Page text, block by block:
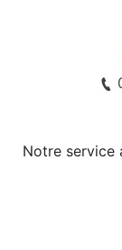
Notre service